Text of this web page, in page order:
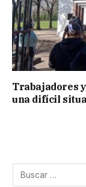
Trabajadores
una difícil